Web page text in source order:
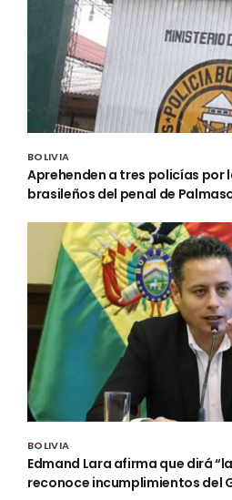
BOLIVIA
Aprehenden a tres policías por
brasileños del penal de
BOLIVIA
Edmand Lara afirma que dirá
reconoce incumplimientos del